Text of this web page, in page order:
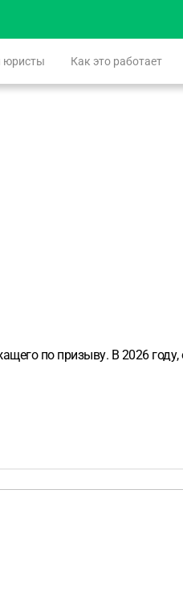
юристы Как это работает
по призыву. В 2026